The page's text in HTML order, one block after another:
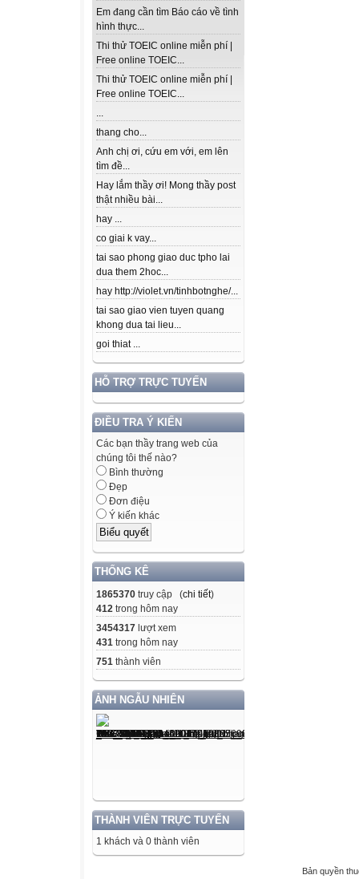
Em đang cần tìm Báo cáo về tình
hình thực...
Thi thử TOEIC online miễn phí |
Free online TOEIC...
Thi thử TOEIC online miễn phí |
Free online TOEIC...
...
thang cho...
Anh chị ơi, cứu em với, em lên
tìm đề...
Hay lắm thầy ơi! Mong thầy post
thật nhiều bài...
hay ...
co giai k vay...
tai sao phong giao duc tpho lai
dua them 2hoc...
hay http://violet.vn/tinhbotnghe/...
tai sao giao vien tuyen quang
khong dua tai lieu...
goi thiat ...
HỖ TRỢ TRỰC TUYẾN
ĐIỀU TRA Ý KIẾN
Các bạn thầy trang web của
chúng tôi thế nào?
Bình thường
Đẹp
Đơn điệu
Ý kiến khác
THỐNG KÊ
1865370 truy cập (chi tiết)
412 trong hôm nay
3454317 lượt xem
431 trong hôm nay
751 thành viên
ẢNH NGẪU NHIÊN
THÀNH VIÊN TRỰC TUYẾN
1 khách và 0 thành viên
Bản quyền